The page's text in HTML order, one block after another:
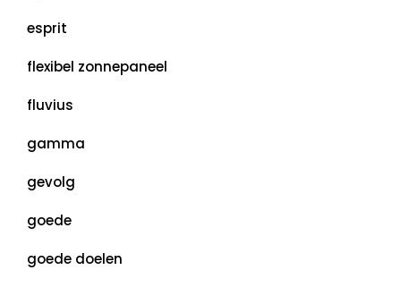
esprit
flexibel zonnepaneel
fluvius
gamma
gevolg
goede
goede doelen